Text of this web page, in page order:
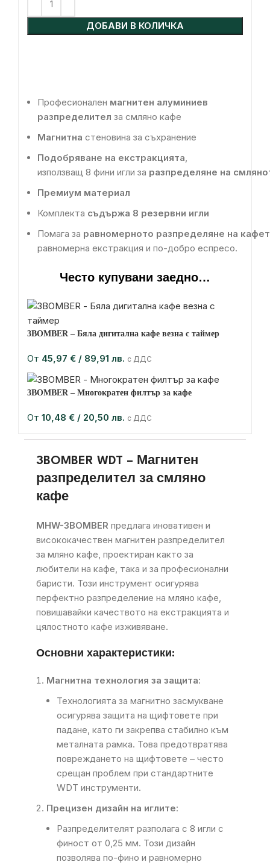
ДОБАВИ В КОЛИЧКА
Професионален магнитен алуминиев
разпределител за смляно кафе
Магнитна стеновина за съхранение
Подобряване на екстракцията,
използващ 8 фини игли за разпределяне на
Премиум материал
Комплекта съдържа 8 резервни игли
Помага за равномерното разпределяне на
равномерна екстракция и по-добро еспресо.
Често купувани заедно…
3BOMBER – Бяла дигитална кафе везна с таймер
От 45,97 € / 89,91 лв. с ДДС
3BOMBER – Многократен филтър за кафе
От 10,48 € / 20,50 лв. с ДДС
3BOMBER WDT – Магнитен
разпределител за смляно
кафе
MHW-3BOMBER предлага иновативен и
висококачествен магнитен разпределител
за мляно кафе, проектиран както за
любители на кафе, така и за професионални
баристи. Този инструмент осигурява
перфектно разпределение на мляно кафе,
повишавайки качеството на екстракцията и
цялостното кафе изживяване.
Основни характеристики:
Магнитна технология за защита:
Технологията за магнитно засмукване
осигурява защита на щифтовете при
падане, като ги закрепва стабилно към
металната рамка. Това предотвратява
повреждането на щифтовете – често
срещан проблем при стандартните
WDT инструменти.
Прецизен дизайн на иглите:
Разпределителят разполага с 8 игли с
финост от 0,25 мм. Този дизайн
позволява по-фино и равномерно